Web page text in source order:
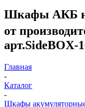
Шкафы АКБ
от
арт.SideBOX-
Главная
-
Каталог
-
Шкафы